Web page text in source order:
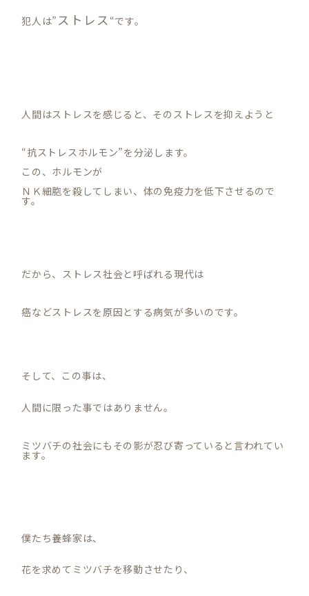
犯人は” ストレス “です。
人間はストレスを感じると、そのストレスを抑えようと
“抗ストレスホルモン”を分泌します。
この、ホルモンが
ＮＫ細胞を殺してしまい、体の免疫力を低下させるので
す。
だから、ストレス社会と呼ばれる現代は
癌などストレスを原因とする病気が多いのです。
そして、この事は、
人間に限った事ではありません。
ミツバチの社会にもその影が忍び寄っていると言われてい
ます。
僕たち養蜂家は、
花を求めてミツバチを移動させたり、